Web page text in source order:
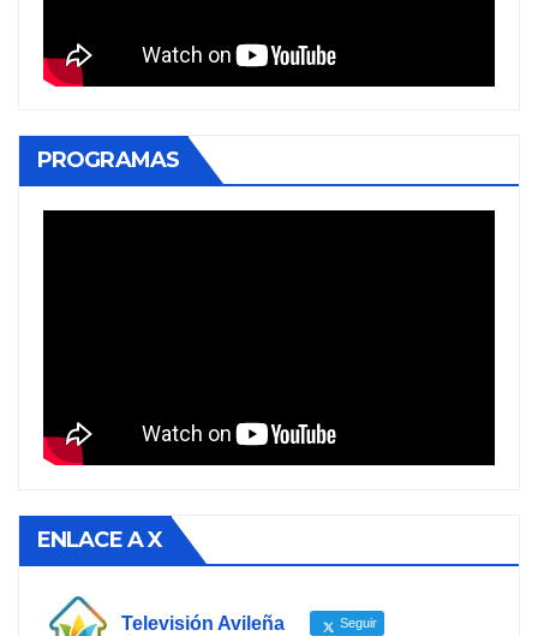
PROGRAMAS
ENLACE A X
Televisión Avileña Seguir